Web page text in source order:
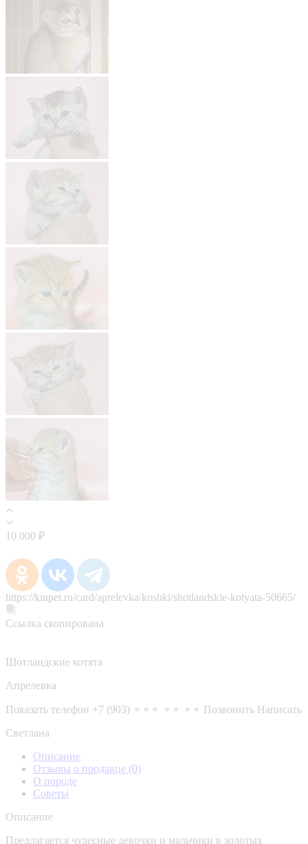
10 000 ₽
https://kinpet.ru/card/aprelevka/koshki/shotlandskie-kotyata-50665/
Ссылка скопирована
Шотландские котята
Апрелевка
Показать телефон +7 (903) ⚬⚬⚬ ⚬⚬ ⚬⚬ Позвонить Написать
Светлана
Описание
Отзывы о продавце (0)
О породе
Советы
Описание
Предлагается чудесные девочки и мальчики в золотых